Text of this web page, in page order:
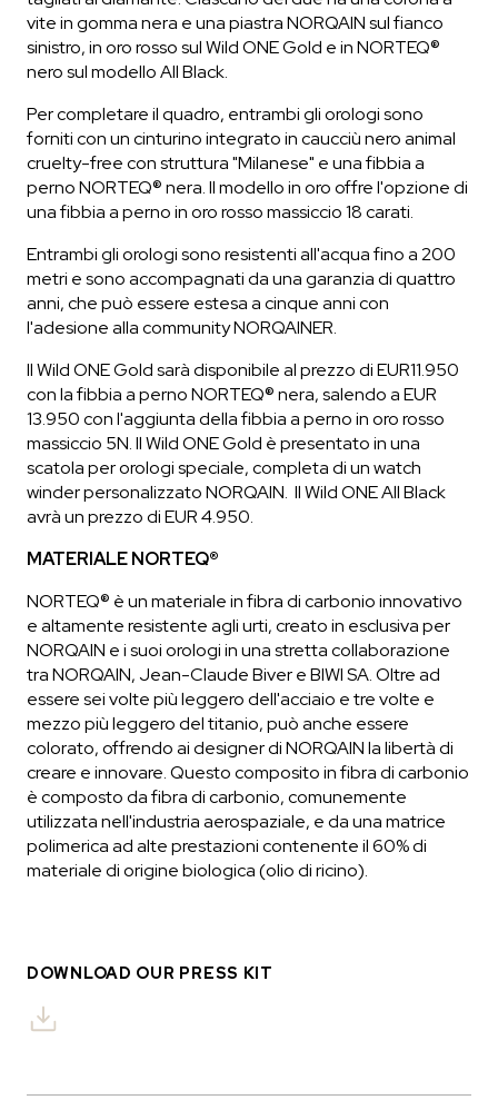
vite in gomma nera e una piastra NORQAIN sul fianco
sinistro, in oro rosso sul Wild ONE Gold e in NORTEQ®
nero sul modello All Black.
Per completare il quadro, entrambi gli orologi sono
forniti con un cinturino integrato in caucciù nero animal
cruelty-free con struttura "Milanese" e una fibbia a
perno NORTEQ® nera. Il modello in oro offre l'opzione di
una fibbia a perno in oro rosso massiccio 18 carati.
Entrambi gli orologi sono resistenti all'acqua fino a 200
metri e sono accompagnati da una garanzia di quattro
anni, che può essere estesa a cinque anni con
l'adesione alla community NORQAINER.
Il Wild ONE Gold sarà disponibile al prezzo di EUR11.950
con la fibbia a perno NORTEQ® nera, salendo a EUR
13.950 con l'aggiunta della fibbia a perno in oro rosso
massiccio 5N. Il Wild ONE Gold è presentato in una
scatola per orologi speciale, completa di un watch
winder personalizzato NORQAIN. Il Wild ONE All Black
avrà un prezzo di EUR 4.950.
MATERIALE NORTEQ®
NORTEQ® è un materiale in fibra di carbonio innovativo
e altamente resistente agli urti, creato in esclusiva per
NORQAIN e i suoi orologi in una stretta collaborazione
tra NORQAIN, Jean-Claude Biver e BIWI SA. Oltre ad
essere sei volte più leggero dell'acciaio e tre volte e
mezzo più leggero del titanio, può anche essere
colorato, offrendo ai designer di NORQAIN la libertà di
creare e innovare. Questo composito in fibra di carbonio
è composto da fibra di carbonio, comunemente
utilizzata nell'industria aerospaziale, e da una matrice
polimerica ad alte prestazioni contenente il 60% di
materiale di origine biologica (olio di ricino).
DOWNLOAD OUR PRESS KIT